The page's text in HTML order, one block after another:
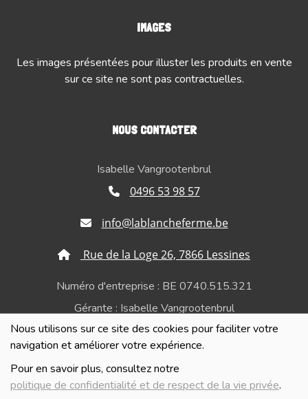
Nous utilisons sur ce site des cookies pour faciliter votre
navigation et améliorer votre expérience.
Pour en savoir plus, consultez notre
politique de confidentialité et de respect de la vie privée.
IMAGES
Les images présentées pour illuster les produits en vente
sur ce site ne sont pas contractuelles.
NOUS CONTACTER
Isabelle Vangrootenbrul
0496 53 98 57
info@lablancheferme.be
Rue de la Loge 26, 7866 Lessines
Numéro d'entreprise : BE 0740.515.321
Gérante : Isabelle Vangrootenbrul
Politique de confidentialité et de respect de la vie
privée